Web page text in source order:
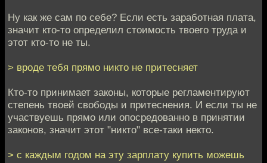
Ну как же сам по себе? Если есть заработная плата,
значит кто-то определил стоимость твоего труда и
этот кто-то не ты.
> вроде тебя прямо никто не притесняет
Кто-то принимает законы, которые регламентируют
степень твоей свободы и притеснения. И если ты не
участвуешь прямо или опосредованно в принятии
законов, значит этот "никто" все-таки некто.
> с каждым годом на эту зарплату купить можешь